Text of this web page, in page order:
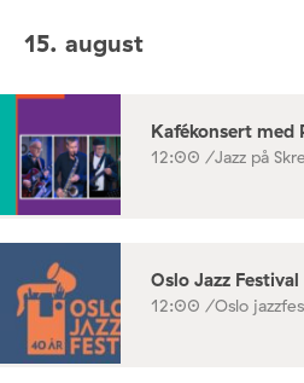
15. august
Kafékonsert med
12:00 /Jazz på
Oslo Jazz Festival
12:00 /Oslo